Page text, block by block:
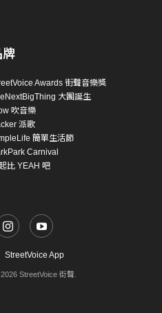
牌
Awards 街聲音樂獎
大團誕生
吹音樂
派歌
簡單生活節
Carnival
比 YEAH 吧
StreetVoice App
StreetVoice 街聲.